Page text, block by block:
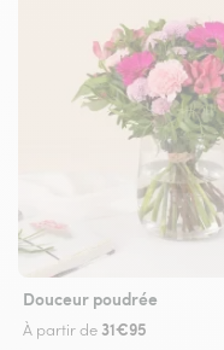
Douceur poudrée
À partir de 31€95